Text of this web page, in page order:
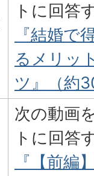
トに回答
『結婚で
るメリッ
ツ』（約
次の動画
トに回答
『【前編